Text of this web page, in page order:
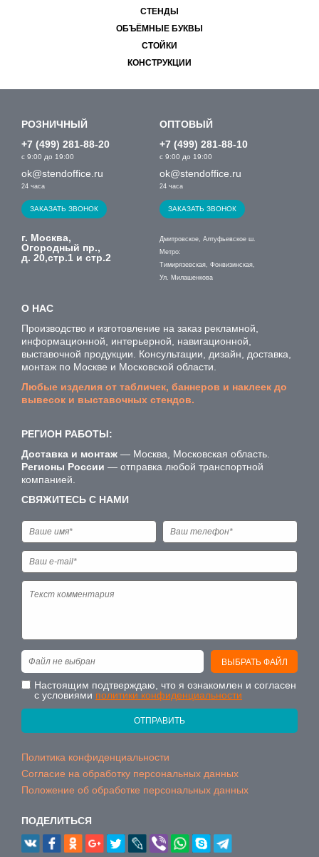
СТЕНДЫ
ОБЪЁМНЫЕ БУКВЫ
СТОЙКИ
КОНСТРУКЦИИ
РОЗНИЧНЫЙ
+7 (499) 281-88-20
с 9:00 до 19:00
ok@stendoffice.ru
24 часа
ЗАКАЗАТЬ ЗВОНОК
ОПТОВЫЙ
+7 (499) 281-88-10
с 9:00 до 19:00
ok@stendoffice.ru
24 часа
ЗАКАЗАТЬ ЗВОНОК
г. Москва,
Огородный пр.,
д. 20,стр.1 и стр.2
Дмитровское, Алтуфьевское ш.
Метро:
Тимирязевская, Фонвизинская,
Ул. Милашенкова
О НАС
Производство и изготовление на заказ рекламной,
информационной, интерьерной, навигационной,
выставочной продукции. Консультации, дизайн, доставка,
монтаж по Москве и Московской области.
Любые изделия от табличек, баннеров и наклеек до
вывесок и выставочных стендов.
РЕГИОН РАБОТЫ:
Доставка и монтаж — Москва, Московская область.
Регионы России — отправка любой транспортной
компанией.
СВЯЖИТЕСЬ С НАМИ
ВЫБРАТЬ ФАЙЛ
Файл не выбран
Настоящим подтверждаю, что я ознакомлен и согласен
с условиями политики конфиденциальности
ОТПРАВИТЬ
Политика конфиденциальности
Согласие на обработку персональных данных
Положение об обработке персональных данных
ПОДЕЛИТЬСЯ